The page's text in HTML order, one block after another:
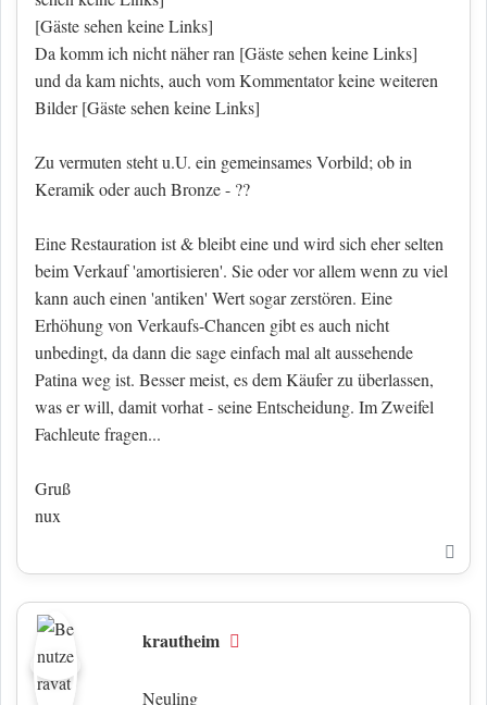
[Gäste sehen keine Links]
Da komm ich nicht näher ran [Gäste sehen keine Links]
und da kam nichts, auch vom Kommentator keine weiteren
Bilder[Gäste sehen keine Links]
Zu vermuten steht u.U. ein gemeinsames Vorbild; ob in
Keramik oder auch Bronze - ??
Eine Restauration ist & bleibt eine und wird sich eher selten
beim Verkauf 'amortisieren'. Sie oder vor allem wenn zu viel
kann auch einen 'antiken' Wert sogar zerstören. Eine
Erhöhung von Verkaufs-Chancen gibt es auch nicht
unbedingt, da dann die sage einfach mal alt aussehende
Patina weg ist. Besser meist, es dem Käufer zu überlassen,
was er will, damit vorhat - seine Entscheidung. Im Zweifel
Fachleute fragen...
Gruß
nux
krautheim
Neuling